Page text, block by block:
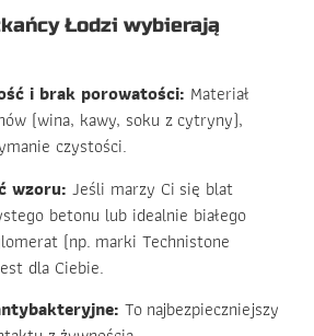
Łodzi wybierają
i brak porowatości: Materiał
(wina, kawy, soku z cytryny),
czystości.
wzoru: Jeśli marzy Ci się blat
betonu lub idealnie białego
(np. marki Technistone
dla Ciebie.
To najbezpieczniejszy